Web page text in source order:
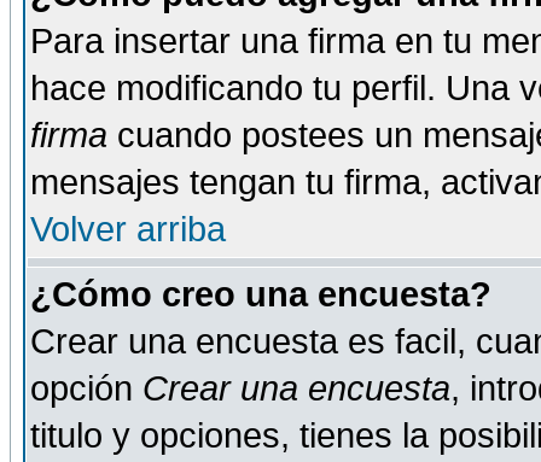
Para insertar una firma en tu
hace modificando tu perfil. Una
firma cuando postees un
mensajes tengan tu firma,
Volver arriba
¿Cómo creo una encuesta?
Crear una encuesta es facil,
opción Crear una encuesta,
titulo y opciones, tienes la